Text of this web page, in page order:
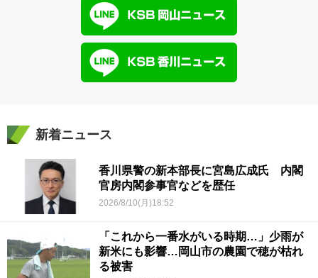
新着ニュース
香川県警の新本部長に宮島広成氏 内閣
官房内閣参事官などを歴任
2026/8/10(月)18:52
「これから一番水がいる時期…」少雨が
新米にも影響…岡山市の農園で穂が枯れ
る被害